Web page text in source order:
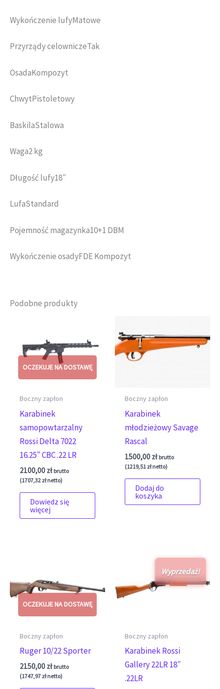
Wykończenie lufyMatowe
Przyrządy celowniczeTak
OsadaKompozyt
ChwytPistoletowy
BaskilaStalowa
Waga2 kg
Długość lufy18″
LufaStandard
Pojemność magazynka10+1 DBM
Wykończenie osadyFDE Kompozyt
Podobne produkty
Boczny zapłon
Karabinek
samopowtarzalny
Rossi Delta 7022
16.25″ CBC .22 LR
2100,00 zł brutto
(1707,32 złnetto)
Dowiedz się
więcej
Boczny zapłon
Karabinek
młodzieżowy Savage
Rascal
1500,00 zł brutto
(1219,51 złnetto)
Dodaj do
koszyka
Boczny zapłon
Ruger 10/22 Sporter
2150,00 zł brutto
(1747,97 złnetto)
Wyprzedaż!
Boczny zapłon
Karabinek Rossi
Gallery 22LR 18″
.22LR